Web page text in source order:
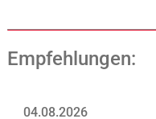
Empfehlungen:
04.08.2026